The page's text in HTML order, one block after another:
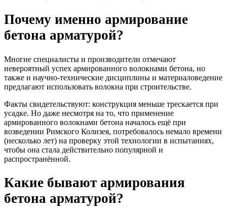
Почему именно армирование
бетона арматурой?
Многие специалисты и производители отмечают
невероятный успех армированного волокнами бетона, но
также и научно-технические дисциплины и материаловедение
предлагают использовать волокна при строительстве.
Факты свидетельствуют: конструкция меньше трескается при
усадке. Но даже несмотря на то, что применение
армированного волокнами бетона началось ещё при
возведении Римского Колизея, потребовалось немало времени
(несколько лет) на проверку этой технологии в испытаниях,
чтобы она стала действительно популярной и
распространённой.
Какие бывают армирования
бетона арматурой?